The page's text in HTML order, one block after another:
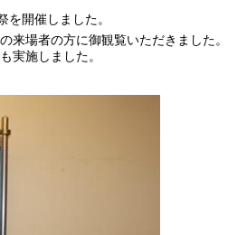
開催しました。
来場者の方に御観覧いただきました。
実施しました。